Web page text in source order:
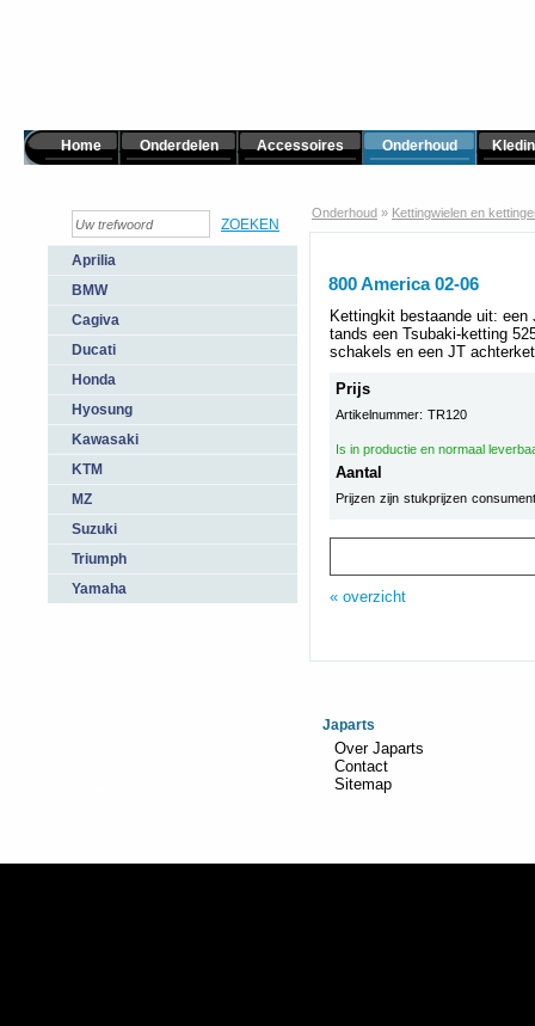
Home Onderdelen Accessoires Onderhoud
Aprilia
BMW
Cagiva
Ducati
Honda
Hyosung
Kawasaki
KTM
MZ
Suzuki
Triumph
Yamaha
Onderhoud » Kettingwielen en
800 America 02-06
Kettingkit bestaande uit: een
tands een Tsubaki-ketting
schakels en een JT
Prijs
Artikelnummer: TR120
Is in productie en normaal
Aantal
Prijzen zijn stukprijzen
« overzicht
Japarts
Over Japarts
Contact
Sitemap